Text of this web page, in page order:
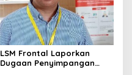
LSM Frontal Laporkan
Dugaan Penyimpangan